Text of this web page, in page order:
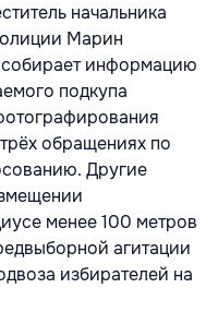
начальника
Марин
информацию
подкупа
обращениях по
Другие
менее 100 метров
агитации
избирателей на